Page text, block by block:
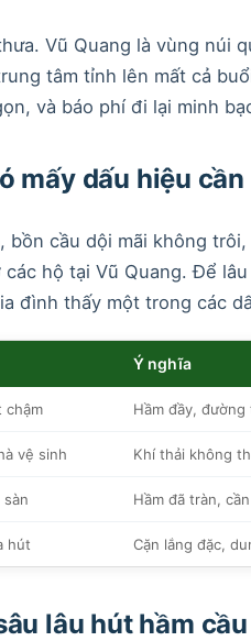
Vũ Quang là vùng núi
tâm tỉnh lên mất cả
và báo phí đi lại minh
mấy dấu hiệu
bồn cầu dội mãi không
hộ tại Vũ Quang. Để
đình thấy một trong các
Ý nghĩa
chậm Hầm đầy,
vệ sinh Khí thải không
Hầm đã tràn,
hút Cặn lắng đặc,
lâu hút hầm